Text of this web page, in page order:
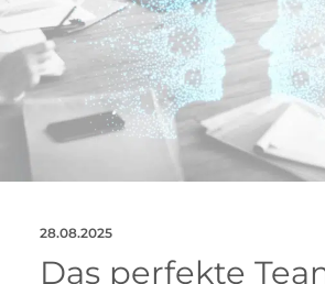
28.08.2025
Das perfekte